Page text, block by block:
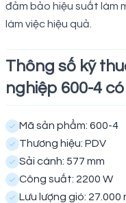
đảm bảo hiệu suất làm
làm việc hiệu quả.
Thông số kỹ
nghiệp 600-4
Mã sản phẩm: 600-4
Thương hiệu: PDV
Sải cánh: 577 mm
Công suất: 2200 W
Lưu lượng gió: 27.000